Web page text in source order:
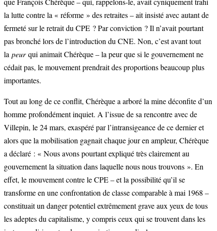
la lutte contre la « réforme » des retraites – ait insisté avec autant de
fermeté sur le retrait du CPE ? Par conviction ? Il n’avait pourtant
pas bronché lors de l’introduction du CNE. Non, c’est avant tout
la peurqui animait Chérèque – la peur que si le gouvernement ne
cédait pas, le mouvement prendrait des proportions beaucoup plus
importantes.
Tout au long de ce conflit, Chérèque a arboré la mine déconfite d’un
homme profondément inquiet. A l’issue de sa rencontre avec de
Villepin, le 24 mars, exaspéré par l’intransigeance de ce dernier et
alors que la mobilisation gagnait chaque jour en ampleur, Chérèque
a déclaré : « Nous avons pourtant expliqué très clairement au
gouvernement la situation dans laquelle nous nous trouvons ». En
effet, le mouvement contre le CPE – et la possibilité qu’il se
transforme en une confrontation de classe comparable à mai 1968 –
constituait un danger potentiel extrêmement grave aux yeux de tous
les adeptes du capitalisme, y compris ceux qui se trouvent dans les